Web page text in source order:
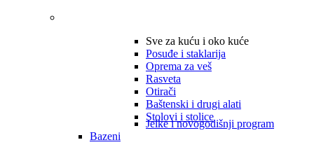
Sve za kuću i oko kuće
Posuđe i staklarija
Oprema za veš
Rasveta
Otirači
Baštenski i drugi alati
Stolovi i stolice
Jelke i novogodišnji program
Bazeni